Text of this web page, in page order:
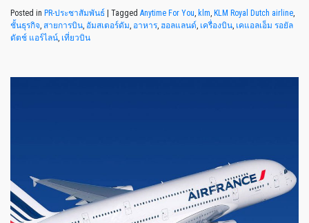
Posted in PR-ประชาสัมพันธ์ Tagged Anytime For You, klm, KLM Royal Dutch airline,
ชั้นธุรกิจ, สายการบิน, อัมสเตอร์ดัม, อาหาร, ฮอลแลนด์, เครื่องบิน, เคแอลเอ็ม รอยัล
ดัตช์ แอร์ไลน์, เที่ยวบิน